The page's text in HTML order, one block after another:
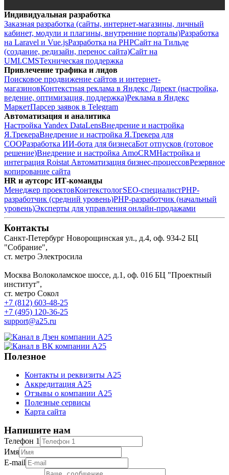
Индивидуальная разработка
Заказная разработка (сайты, интернет-магазины, личный
кабинет, модули и плагины, внутренние порталы)Разработка
на Laravel и Vue.jsРазработка на PHPСайт на Тильде
(создание, редизайн, перенос сайта)Сайт на
UMI.CMSТехническая поддержка
Привлечение трафика и лидов
Поисковое продвижение сайтов и интернет-
магазиновКонтекстная реклама в Яндекс Директ (настройка,
ведение, оптимизация, поддержка)Реклама в Яндекс
МаркетПарсер заявок в Telegram
Автоматизация и аналитика
Настройка Yandex DataLensВнедрение и настройка
Я.ТрекераВнедрение и настройка Я.Трекера для
СООРазработка ИИ-бота для бизнесаБот отпусков (готовое
решение)Внедрение и настройка AmoCRMНастройка и
интеграция Roistat Автоматизация бизнес-процессовРезервное
копирование сайта
HR и аутсорс ИТ-команды
Менеджер проектовКонтекстологSEO-специалистPHP-
разработчик (средний уровень)PHP-разработчик (начальный
уровень)Эксперты для управления онлайн-продажами
Контакты
Санкт-Петербург Новорощинская ул., д.4, оф. 934-2 БЦ
"Собрание",
ст. метро Электросила
Москва Волоколамское шоссе, д.1, оф. 016 БЦ "Проектный
институт",
ст. метро Сокол
+7 (812) 603-48-25
+7 (495) 120-36-25
support@a25.ru
Полезное
Контакты и реквизиты А25
Аккредитация А25
Отзывы о компании А25
Полезные сервисы
Карта сайта
Напишите нам
Телефон 1
Имя
E-mail